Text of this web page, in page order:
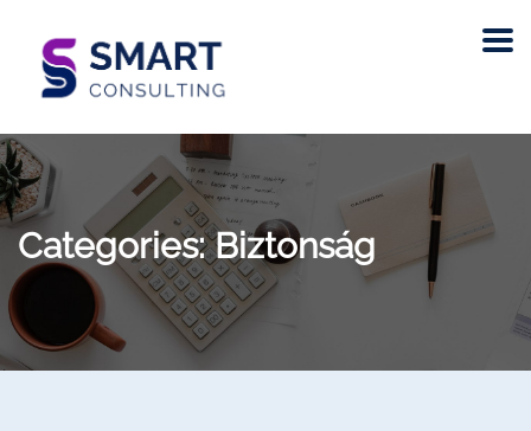
Categories:Biztonság